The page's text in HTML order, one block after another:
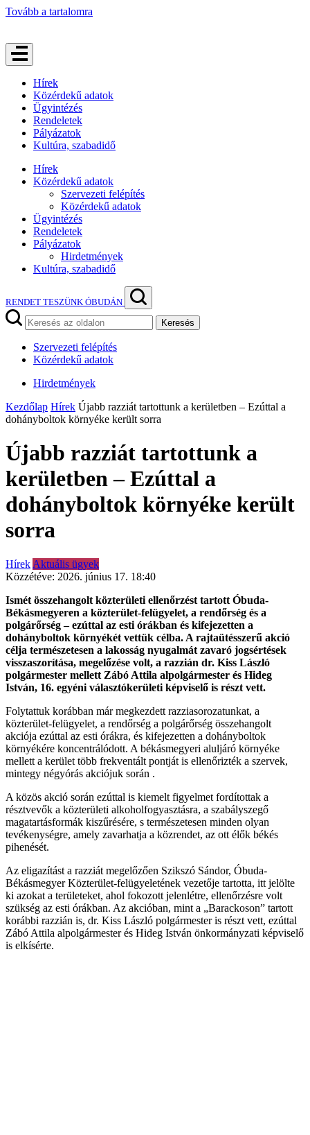
Tovább a tartalomra
Hírek
Közérdekű adatok
Ügyintézés
Rendeletek
Pályázatok
Kultúra, szabadidő
Hírek
Közérdekű adatok
Szervezeti felépítés
Közérdekű adatok
Ügyintézés
Rendeletek
Pályázatok
Hirdetmények
Kultúra, szabadidő
RENDET TESZÜNK ÓBUDÁN
Keresés
Szervezeti felépítés
Közérdekű adatok
Hirdetmények
Kezdőlap Hírek Újabb razziát tartottunk a kerületben – Ezúttal a
dohányboltok környéke került sorra
Újabb razziát tartottunk a
kerületben – Ezúttal a
dohányboltok környéke került
sorra
Hírek Aktuális ügyek
Közzétéve: 2026. június 17. 18:40
Ismét összehangolt közterületi ellenőrzést tartott Óbuda-
Békásmegyeren a közterület-felügyelet, a rendőrség és a
polgárőrség – ezúttal az esti órákban és kifejezetten a
dohányboltok környékét vettük célba. A rajtaütésszerű akció
célja természetesen a lakosság nyugalmát zavaró jogsértések
visszaszorítása, megelőzése volt, a razzián dr. Kiss László
polgármester mellett Zábó Attila alpolgármester és Hideg
István, 16. egyéni választókerületi képviselő is részt vett.
Folytattuk korábban már megkezdett razziasorozatunkat, a
közterület-felügyelet, a rendőrség a polgárőrség összehangolt
akciója ezúttal az esti órákra, és kifejezetten a dohányboltok
környékére koncentrálódott. A békásmegyeri aluljáró környéke
mellett a kerület több frekventált pontját is ellenőrizték a szervek,
mintegy négyórás akciójuk során .
A közös akció során ezúttal is kiemelt figyelmet fordítottak a
résztvevők a közterületi alkoholfogyasztásra, a szabályszegő
magatartásformák kiszűrésére, s természetesen minden olyan
tevékenységre, amely zavarhatja a közrendet, az ott élők békés
pihenését.
Az eligazítást a razziát megelőzően Szikszó Sándor, Óbuda-
Békásmegyer Közterület-felügyeletének vezetője tartotta, itt jelölte
ki azokat a területeket, ahol fokozott jelenlétre, ellenőrzésre volt
szükség az esti órákban. Az akcióban, mint a „Barackoson” tartott
korábbi razzián is, dr. Kiss László polgármester is részt vett, ezúttal
Zábó Attila alpolgármester és Hideg István önkormányzati képviselő
is elkísérte.